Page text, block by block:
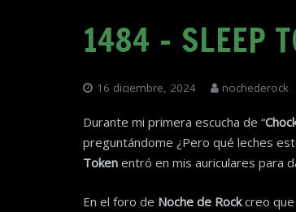
1484 – SLEEP
16 diciembre, 2024 nochederock
Durante mi primera escucha de “
preguntándome ¿Pero qué leches
Token entró en mis auriculares para
En el foro de Noche de Rockcreo que